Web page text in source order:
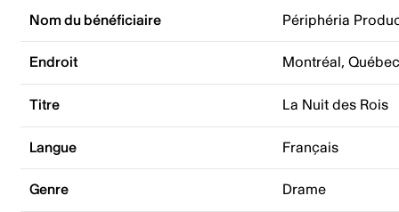
Nom du bénéficiaire Périphéria
Endroit Montréal,
Titre La Nuit des Rois
Langue Français
Genre Drame